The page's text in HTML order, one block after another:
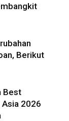
Berikut
Best
Asia 2026